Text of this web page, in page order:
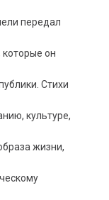
передал
которые он
Стихи
культуре,
жизни,